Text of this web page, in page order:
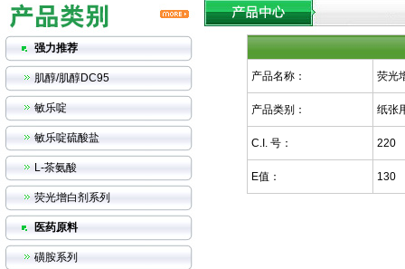
强力推荐
肌醇/肌醇DC95
敏乐啶
敏乐啶硫酸盐
L-茶氨酸
荧光增白剂系列
医药原料
磺胺系列
产品名称： 荧光
产品类别： 纸张
C.I. 号： 220
E值： 130